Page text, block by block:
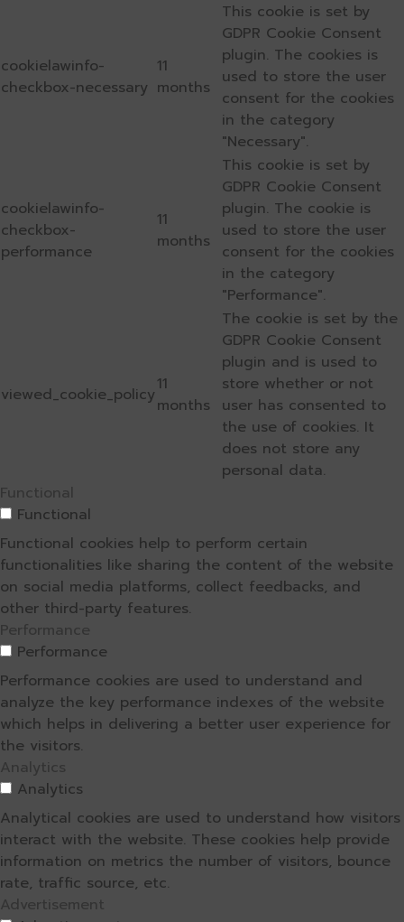
cookielawinfo-
checkbox-necessary
11
months
This cookie is set by
GDPR Cookie Consent
plugin. The cookies is
used to store the user
consent for the cookies
in the category
"Necessary".
cookielawinfo-
checkbox-
performance
11
months
This cookie is set by
GDPR Cookie Consent
plugin. The cookie is
used to store the user
consent for the cookies
in the category
"Performance".
viewed_cookie_policy11
months
The cookie is set by the
GDPR Cookie Consent
plugin and is used to
store whether or not
user has consented to
the use of cookies. It
does not store any
personal data.
Functional
Functional
Functional cookies help to perform certain
functionalities like sharing the content of the website
on social media platforms, collect feedbacks, and
other third-party features.
Performance
Performance
Performance cookies are used to understand and
analyze the key performance indexes of the website
which helps in delivering a better user experience for
the visitors.
Analytics
Analytics
Analytical cookies are used to understand how visitors
interact with the website. These cookies help provide
information on metrics the number of visitors, bounce
rate, traffic source, etc.
Advertisement